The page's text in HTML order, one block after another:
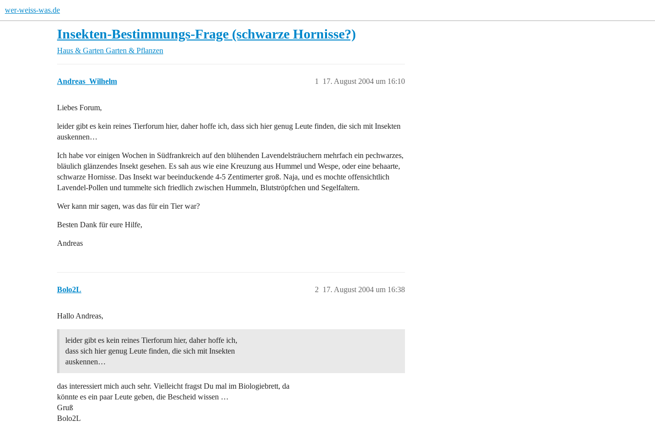
wer-weiss-was.de
Insekten-Bestimmungs-Frage (schwarze Hornisse?)
Haus & Garten Garten & Pflanzen
Andreas_Wilhelm 17. August 2004 um 16:10
1
Liebes Forum,
leider gibt es kein reines Tierforum hier, daher hoffe ich, dass sich hier genug Leute finden, die sich mit Insekten
auskennen…
Ich habe vor einigen Wochen in Südfrankreich auf den blühenden Lavendelsträuchern mehrfach ein pechwarzes,
bläulich glänzendes Insekt gesehen. Es sah aus wie eine Kreuzung aus Hummel und Wespe, oder eine behaarte,
schwarze Hornisse. Das Insekt war beeinduckende 4-5 Zentimerter groß. Naja, und es mochte offensichtlich
Lavendel-Pollen und tummelte sich friedlich zwischen Hummeln, Blutströpfchen und Segelfaltern.
Wer kann mir sagen, was das für ein Tier war?
Besten Dank für eure Hilfe,
Andreas
Bolo2L 17. August 2004 um 16:38
2
Hallo Andreas,
leider gibt es kein reines Tierforum hier, daher hoffe ich,
dass sich hier genug Leute finden, die sich mit Insekten
auskennen…
das interessiert mich auch sehr. Vielleicht fragst Du mal im Biologiebrett, da
könnte es ein paar Leute geben, die Bescheid wissen …
Gruß
Bolo2L